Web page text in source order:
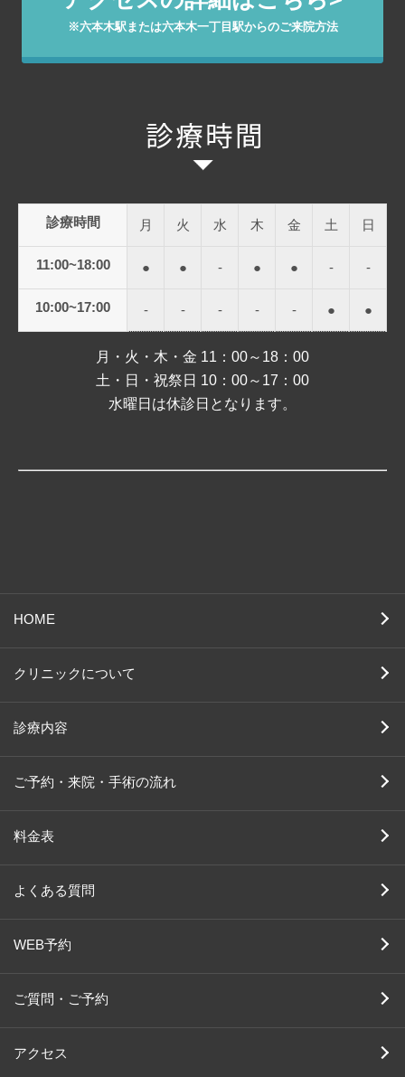
※六本木駅または六本木一丁目駅からのご来院方法
診療時間 月 火 水 木 金 土 日
11:00~18:00 ● ● - ● ● - -
10:00~17:00 - - - - - ● ●
月・火・木・金 11：00～18：00
土・日・祝祭日 10：00～17：00
水曜日は休診日となります。
HOME
クリニックについて
診療内容
ご予約・来院・手術の流れ
料金表
よくある質問
WEB予約
ご質問・ご予約
アクセス